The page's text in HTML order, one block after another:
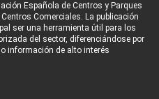
Española de Centros y Parques
Comerciales. La publicación
ser una herramienta útil para los
del sector, diferenciándose por
información de alto interés